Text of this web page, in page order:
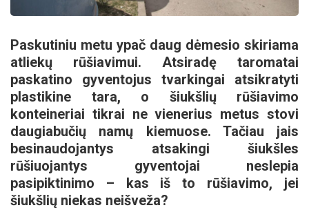
Paskutiniu metu ypač daug dėmesio skiriama
atliekų rūšiavimui. Atsiradę taromatai
paskatino gyventojus tvarkingai atsikratyti
plastikine tara, o šiukšlių rūšiavimo
konteineriai tikrai ne vienerius metus stovi
daugiabučių namų kiemuose. Tačiau jais
besinaudojantys atsakingi šiukšles
rūšiuojantys gyventojai neslepia
pasipiktinimo – kas iš to rūšiavimo, jei
šiukšlių niekas neišveža?